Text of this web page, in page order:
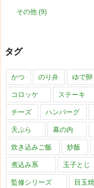
その他(9)
タグ
かつ のり弁 ゆで卵
コロッケ
ステーキ
チーズ
ハンバーグ
天ぷら
幕の内
炊き込みご飯
炒飯
煮込み系
玉子とじ
監修シリーズ
目玉